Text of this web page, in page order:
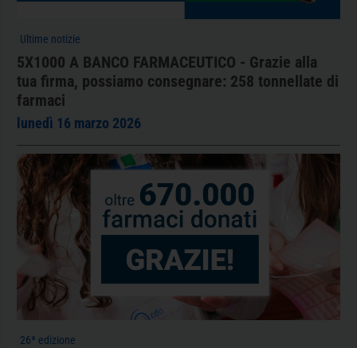
Ultime notizie
5X1000 A BANCO FARMACEUTICO - Grazie alla
tua firma, possiamo consegnare: 258 tonnellate di
farmaci
lunedì 16 marzo 2026
26ª edizione